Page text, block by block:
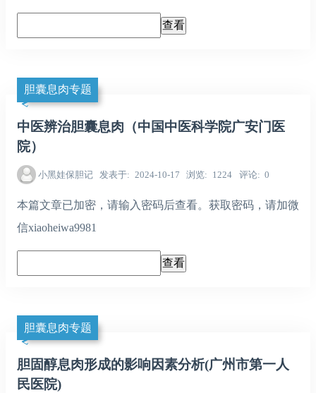
胆囊息肉专题
中医辨治胆囊息肉（中国中医科学院广安门医
院）
小黑娃保胆记 发表于 2024-10-17 浏览 1224 评论 0
本篇文章已加密，请输入密码后查看。获取密码，请加微
信xiaoheiwa9981
胆囊息肉专题
胆固醇息肉形成的影响因素分析(广州市第一人
民医院)